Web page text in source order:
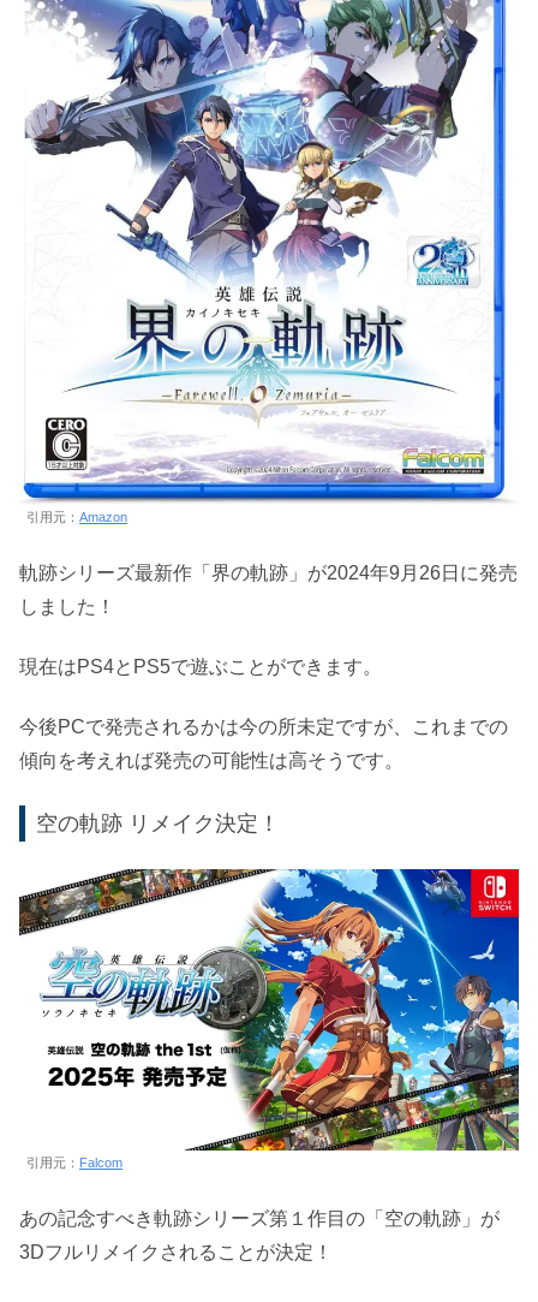
引用元： Amazon
軌跡シリーズ最新作「界の軌跡」が2024年9月26日に発売
しました！
現在はPS4とPS5で遊ぶことができます。
今後PCで発売されるかは今の所未定ですが、これまでの
傾向を考えれば発売の可能性は高そうです。
空の軌跡 リメイク決定！
引用元： Falcom
あの記念すべき軌跡シリーズ第１作目の「空の軌跡」が
3Dフルリメイクされることが決定！